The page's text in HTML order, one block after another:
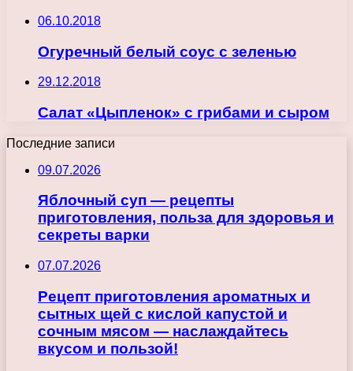
06.10.2018
Огуречный белый соус с зеленью
29.12.2018
Салат «Цыпленок» с грибами и сыром
Последние записи
09.07.2026
Яблочный суп — рецепты
приготовления, польза для здоровья и
секреты варки
07.07.2026
Рецепт приготовления ароматных и
сытных щей с кислой капустой и
сочным мясом — наслаждайтесь
вкусом и пользой!